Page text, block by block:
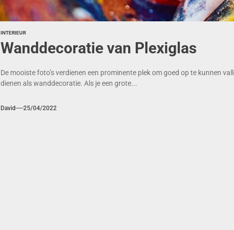
INTERIEUR
Wanddecoratie van Plexiglas
De mooiste foto’s verdienen een prominente plek om goed op te kunnen
dienen als wanddecoratie. Als je een grote...
David 25/04/2022